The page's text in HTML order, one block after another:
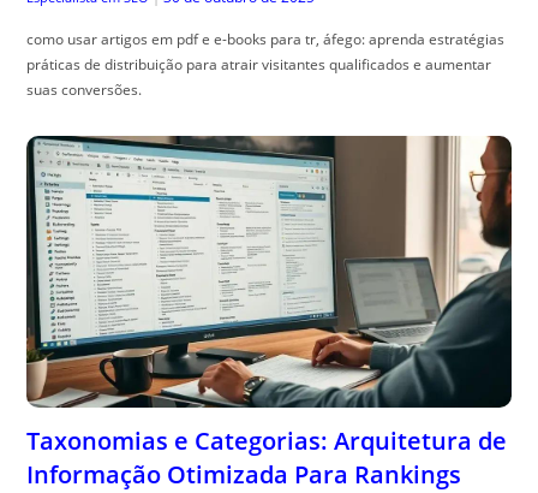
como usar artigos em pdf e e-books para tr, áfego: aprenda estratégias
práticas de distribuição para atrair visitantes qualificados e aumentar
suas conversões.
Taxonomias e Categorias: Arquitetura de
Informação Otimizada Para Rankings